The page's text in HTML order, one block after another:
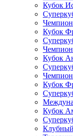
Кубок
Кубок
Кубок
Кубок
Кубок